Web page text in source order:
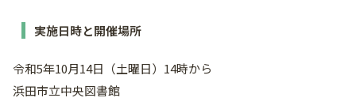
実施日時と開催場所
令和5年10月14日（土曜日）14時から
浜田市立中央図書館